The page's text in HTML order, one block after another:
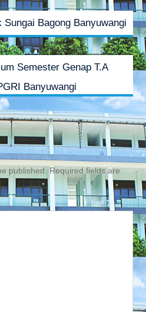
Sungai Bagong Banyuwangi
Semester Genap T.A
Banyuwangi
published. Required fields are